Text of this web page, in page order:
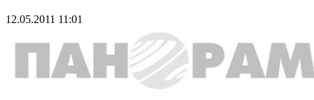
12.05.2011 11:01